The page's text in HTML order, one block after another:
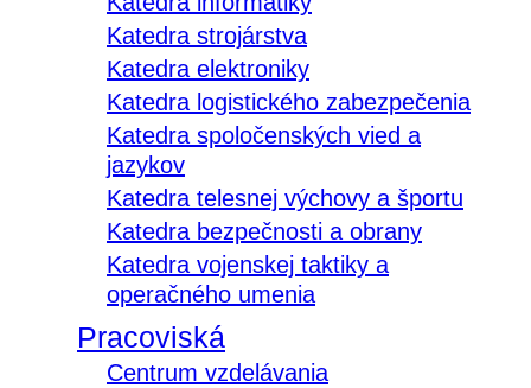
Katedra strojárstva
Katedra elektroniky
Katedra logistického zabezpečenia
Katedra spoločenských vied a
jazykov
Katedra telesnej výchovy a športu
Katedra bezpečnosti a obrany
Katedra vojenskej taktiky a
operačného umenia
Pracoviská
Centrum vzdelávania